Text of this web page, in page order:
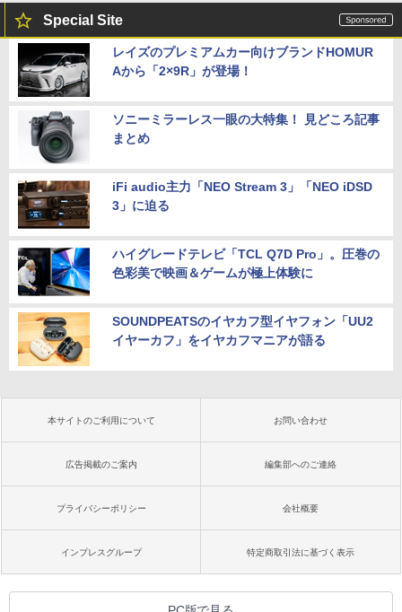
Special Site
レイズのプレミアムカー向けブランドHOMUR
Aから「2×9R」が登場！
ソニーミラーレス一眼の大特集！ 見どころ記事
まとめ
iFi audio主力「NEO Stream 3」「NEO iDSD
3」に迫る
ハイグレードテレビ「TCL Q7D Pro」。圧巻の
色彩美で映画＆ゲームが極上体験に
SOUNDPEATSのイヤカフ型イヤフォン「UU2
イヤーカフ」をイヤカフマニアが語る
本サイトのご利用について お問い合わせ
広告掲載のご案内 編集部へのご連絡
プライバシーポリシー 会社概要
インプレスグループ 特定商取引法に基づく表示